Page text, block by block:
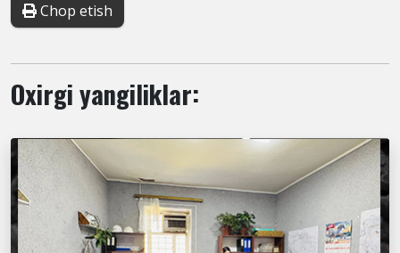
Chop etish
Oxirgi yangiliklar: